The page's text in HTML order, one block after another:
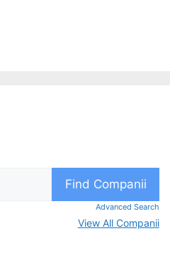
Advanced Search
View All Companii